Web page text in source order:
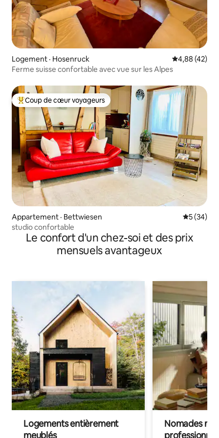
Logement · Hosenruck Note
4,88 (42)
Ferme suisse confortable avec vue sur les Alpes
Coup de cœur voyageurs parmi les plus aimés
Coup de cœur voyageurs
Appartement · Bettwiesen Note
5 (34)
studio confortable
Le confort d'un chez-soi et des prix
mensuels avantageux
Logements entièrement
meublés
Nomades